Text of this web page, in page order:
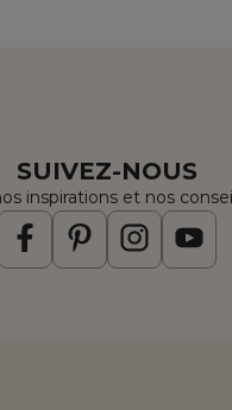
SUIVEZ-NOUS
inspirations et nos